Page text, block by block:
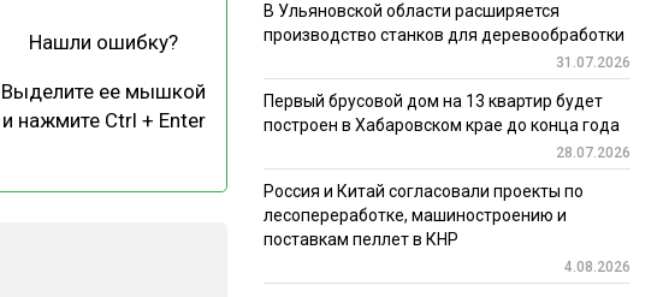
Нашли ошибку?
Выделите ее мышкой
и нажмите Ctrl + Enter
В Ульяновской области расширяется
производство станков для деревообработки
31.07.2026
Первый брусовой дом на 13 квартир будет
построен в Хабаровском крае до конца года
28.07.2026
Россия и Китай согласовали проекты по
лесопереработке, машиностроению и
поставкам пеллет в КНР
4.08.2026